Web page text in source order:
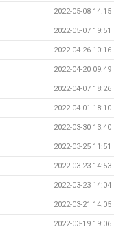
2022-05-08 14:15
2022-05-07 19:51
2022-04-26 10:16
2022-04-20 09:49
2022-04-07 18:26
2022-04-01 18:10
2022-03-30 13:40
2022-03-25 11:51
2022-03-23 14:53
2022-03-23 14:04
2022-03-21 14:05
2022-03-19 19:06